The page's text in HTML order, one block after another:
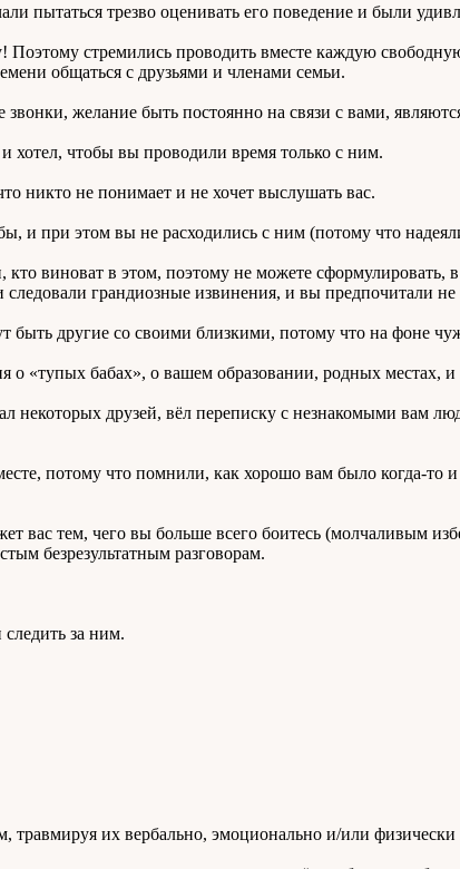
пытаться трезво оценивать его поведение и были
стремились проводить вместе каждую
общаться с друзьями и членами семьи.
желание быть постоянно на связи с вами,
хотел, чтобы вы проводили время только с ним.
никто не понимает и не хочет выслушать вас.
и при этом вы не расходились с ним (потому что
виноват в этом, поэтому не можете
грандиозные извинения, и вы предпочитали
другие со своими близкими, потому что на фоне
о «тупых бабах», о вашем образовании, родных
друзей, вёл переписку с незнакомыми вам
потому что помнили, как хорошо вам было когда-то
вас тем, чего вы больше всего боитесь (молчаливым
безрезультатным разговорам.
за ним.
травмируя их вербально, эмоционально и/или